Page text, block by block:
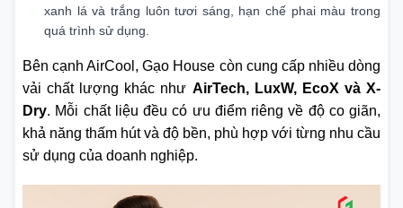
xanh lá và trắng luôn tươi sáng, hạn chế phai màu trong
quá trình sử dụng.
Bên cạnh AirCool, Gạo House còn cung cấp nhiều dòng
vải chất lượng khác như AirTech, LuxW, EcoX và X-
Dry. Mỗi chất liệu đều có ưu điểm riêng về độ co giãn,
khả năng thấm hút và độ bền, phù hợp với từng nhu cầu
sử dụng của doanh nghiệp.